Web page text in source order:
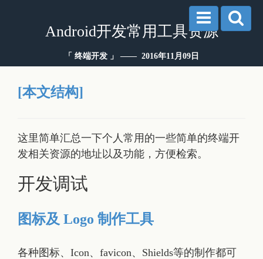
Android开发常用工具资源
「 终端开发 」 —— 2016年11月09日
[本文结构]
这里简单汇总一下个人常用的一些简单的终端开
发相关资源的地址以及功能，方便检索。
开发调试
图标及 Logo 制作工具
各种图标、Icon、favicon、Shields等的制作都可